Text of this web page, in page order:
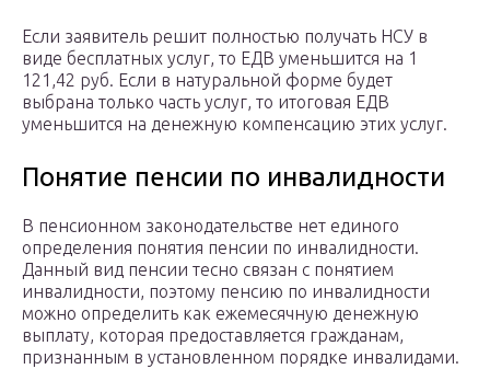
Если заявитель решит полностью получать НСУ в
виде бесплатных услуг, то ЕДВ уменьшится на 1
121,42 руб. Если в натуральной форме будет
выбрана только часть услуг, то итоговая ЕДВ
уменьшится на денежную компенсацию этих услуг.
Понятие пенсии по инвалидности
В пенсионном законодательстве нет единого
определения понятия пенсии по инвалидности.
Данный вид пенсии тесно связан с понятием
инвалидности, поэтому пенсию по инвалидности
можно определить как ежемесячную денежную
выплату, которая предоставляется гражданам,
признанным в установленном порядке инвалидами.